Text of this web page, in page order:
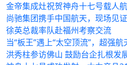
金帝集成灶祝贺神舟十七号载人
尚驰集团携手中国航天，现场见
徐英总裁率队赴福州考察交流
当“板王”遇上“太空顶流”，超强
洪秀柱参访佛山 鼓励台企扎根发